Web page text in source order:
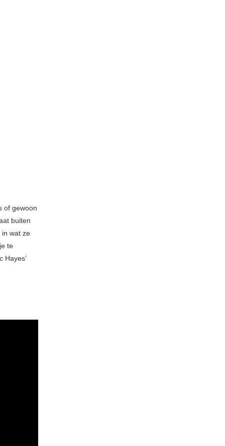
of gewoon
buiten
in wat ze
te
Hayes’